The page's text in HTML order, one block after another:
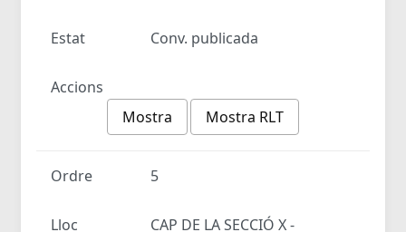
Estat Conv. publicada
Accions
Mostra
Mostra RLT
Ordre 5
Lloc
CAP DE LA SECCIÓ X -